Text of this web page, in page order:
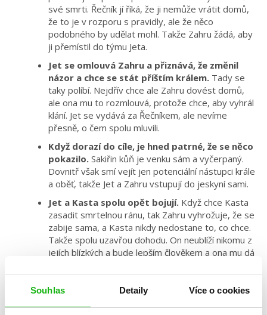
Souhlas Detaily Více o cookies
své smrti. Řečník jí říká, že ji nemůže vrátit domů,
že to je v rozporu s pravidly, ale že něco
podobného by udělat mohl. Takže Zahru žádá, aby
ji přemístil do týmu Jeta.
Jet se omlouvá Zahru a přiznává, že změnil
názor a chce se stát příštím králem. Tady se
taky políbí. Nejdřív chce ale Zahru dovést domů,
ale ona mu to rozmlouvá, protože chce, aby vyhrál
klání. Jet se vydává za Řečníkem, ale nevíme
přesně, o čem spolu mluvili.
Když dorazí do cíle, je hned patrné, že se něco
pokazilo. Sakiřin kůň je venku sám a vyčerpaný.
Dovnitř však smí vejít jen potenciální nástupci krále
a oběť, takže Jet a Zahru vstupují do jeskyní sami.
Jet a Kasta spolu opět bojují. Když chce Kasta
zasadit smrtelnou ránu, tak Zahru vyhrožuje, že se
zabije sama, a Kasta nikdy nedostane to, co chce.
Takže spolu uzavřou dohodu. On neublíží nikomu z
jejích blízkých a bude lepším člověkem a ona mu dá
společníci ji i svého prince zachrání. Do jeskyně se
dostane i Maia a drží pod krkem Kastu. Všichni